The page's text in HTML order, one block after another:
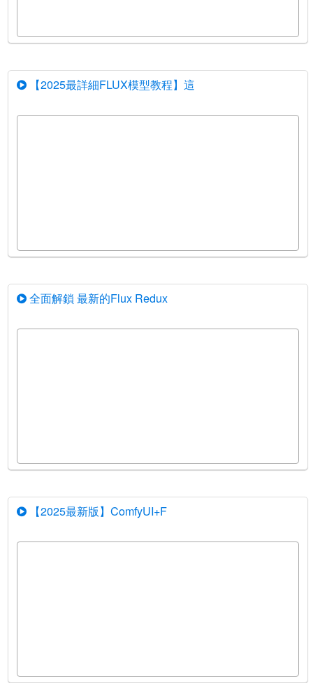
【2025最詳細FLUX模型教程】這
全面解鎖 最新的Flux Redux
【2025最新版】ComfyUI+F